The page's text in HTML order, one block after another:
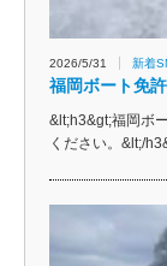
2026/5/31 新着
福岡ボート免
&lt;h3&gt;福岡ボ
ください。&lt;/